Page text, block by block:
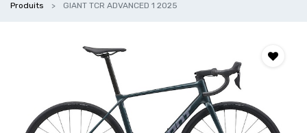
Produits GIANT TCR ADVANCED 1 2025